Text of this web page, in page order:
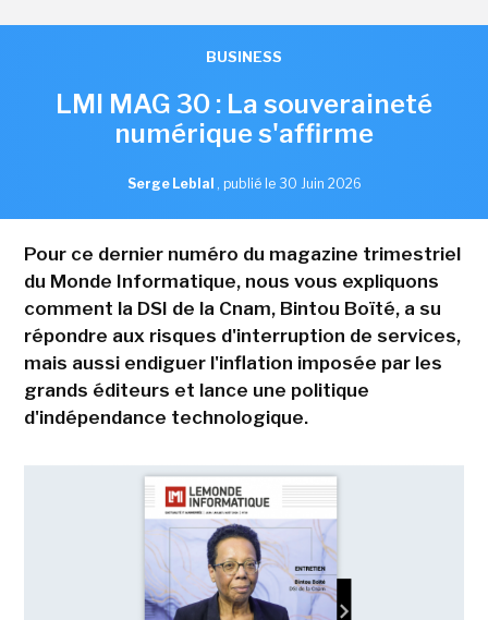
BUSINESS
LMI MAG 30 : La souveraineté
numérique s'affirme
Serge Leblal , publié le 30 Juin 2026
Pour ce dernier numéro du magazine trimestriel
du Monde Informatique, nous vous expliquons
comment la DSI de la Cnam, Bintou Boïté, a su
répondre aux risques d'interruption de services,
mais aussi endiguer l'inflation imposée par les
grands éditeurs et lance une politique
d'indépendance technologique.